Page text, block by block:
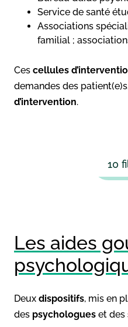
Service de santé
Associations
familial ;
Ces cellules
demandes des
d’intervention.
10
Les aides
Deux dispositifs, mis en
des psychologues et des